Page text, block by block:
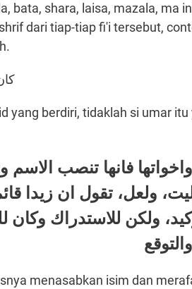
bata, shara, laisa, mazala, ma
dari tiap-tiap fi'i tersebut,
yang berdiri, tidaklah si umar itu
فانها تنصب
ولعل، تقول ان زيدا
ولكن للاستدراك وكان
menasabkan isim dan